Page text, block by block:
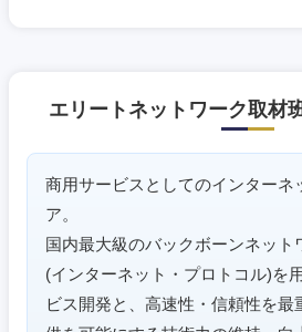
エリートネットワーク取材
商用サービスとしてのインターネ
ア。
国内最大級のバックボーンネット
(インターネット・プロトコル)を
ビス開発と、高速性・信頼性を最
東海地方
愛知県